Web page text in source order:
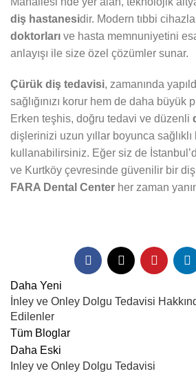
diş hastanesidir. Modern tıbbi
doktorları ve hasta memnuniyetini
anlayışı ile size özel çözümler sunar.
Çürük diş tedavisi, zamanında
sağlığınızı korur hem de daha büyük
Erken teşhis, doğru tedavi ve düzenli
dişlerinizi uzun yıllar boyunca
kullanabilirsiniz. Eğer siz de
ve Kurtköy çevresinde güvenilir bir diş
FARA Dental Center her zaman
Daha Yeni
İnley ve Onley Dolgu Tedavisi
Edilenler
Tüm Bloglar
Daha Eski
Inley ve Onley Dolgu Tedavisi